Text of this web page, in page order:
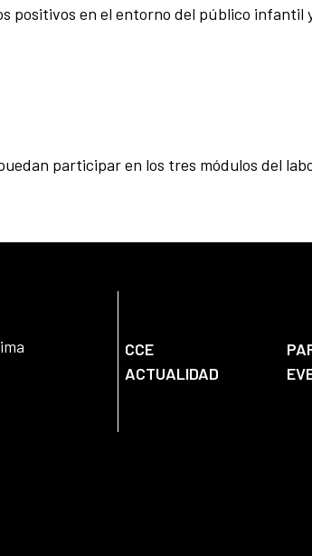
positivos en el entorno del público infantil
participar en los tres módulos del
CCE
ACTUALIDAD